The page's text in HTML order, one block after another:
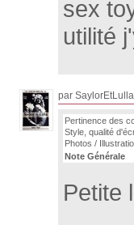
sex
utilité
par SaylorEtLulla
Pertinence des
Style, qualité
Photos /
Note Générale
Petite